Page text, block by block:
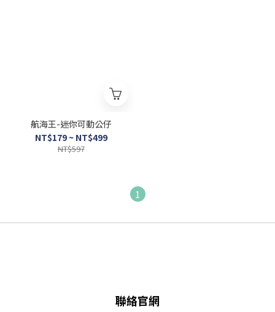
航海王-迷你可動公仔
NT$179 ~ NT$499
NT$597
1
聯絡官網